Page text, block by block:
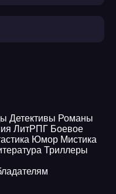
Детективы Романы
ЛитРПГ Боевое
Юмор Мистика
Триллеры